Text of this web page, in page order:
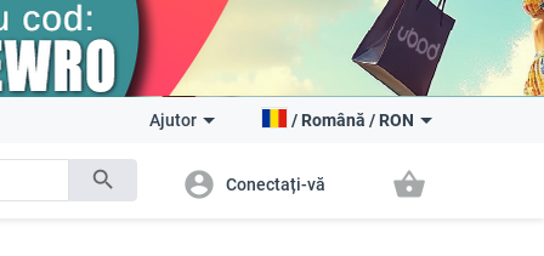
search
Ajutor / Română / RON
account_circle Conectați-vă shopping_basket